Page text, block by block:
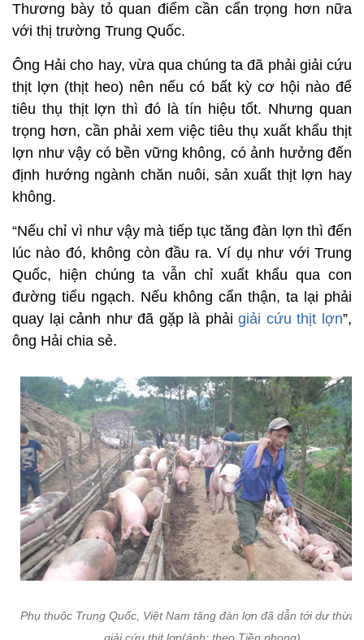
Thương bày tỏ quan điểm cần cẩn trọng hơn nữa
với thị trường Trung Quốc.
Ông Hải cho hay, vừa qua chúng ta đã phải giải cứu
thịt lợn (thịt heo) nên nếu có bất kỳ cơ hội nào để
tiêu thụ thịt lợn thì đó là tín hiệu tốt. Nhưng quan
trọng hơn, cần phải xem việc tiêu thụ xuất khẩu thịt
lợn như vậy có bền vững không, có ảnh hưởng đến
định hướng ngành chăn nuôi, sản xuất thịt lợn hay
không.
“Nếu chỉ vì như vậy mà tiếp tục tăng đàn lợn thì đến
lúc nào đó, không còn đầu ra. Ví dụ như với Trung
Quốc, hiện chúng ta vẫn chỉ xuất khẩu qua con
đường tiểu ngạch. Nếu không cẩn thận, ta lại phải
quay lại cảnh như đã gặp là phảigiải cứu thịt lợn”,
ông Hải chia sẻ.
Phụ thuộc Trung Quốc, Việt Nam tăng đàn lợn đã dẫn tới dư thừa,